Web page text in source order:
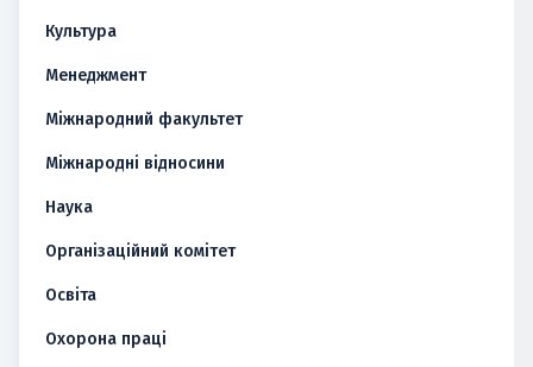
Культура
Менеджмент
Міжнародний факультет
Міжнародні відносини
Наука
Організаційний комітет
Освіта
Охорона праці